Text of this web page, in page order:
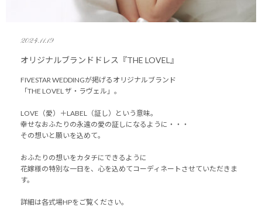
2024.11.19
オリジナルブランドドレス『THE LOVEL』
FIVESTAR WEDDINGが掲げるオリジナルブランド
「THE LOVEL ザ・ラヴェル」。
LOVE（愛）＋LABEL（証し）という意味。
幸せなおふたりの永遠の愛の証しになるように・・・
その想いと願いを込めて。
おふたりの想いをカタチにできるように
花嫁様の特別な一日を、心を込めてコーディネートさせていただきま
す。
詳細は各式場HPをご覧ください。